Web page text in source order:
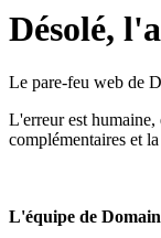
Désolé,
Le pare-feu web de
L'erreur est humaine,
complémentaires et
L'équipe de